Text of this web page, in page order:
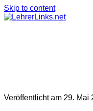
Skip to content
Veröffentlicht am 29. Mai